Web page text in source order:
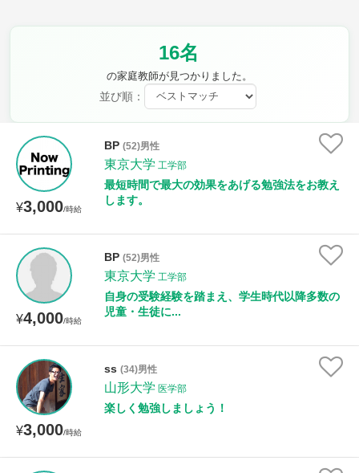
16名
の家庭教師が見つかりました。
並び順：
¥3,000/時給
BP (52)男性
東京大学 工学部
最短時間で最大の効果をあげる勉強法をお教え
します。
¥4,000/時給
BP (52)男性
東京大学 工学部
自身の受験経験を踏まえ、学生時代以降多数の
児童・生徒に...
¥3,000/時給
ss (34)男性
山形大学 医学部
楽しく勉強しましょう！
教科
理科
保健・体育 図画工作 書写
時給：¥1,000 ～ ¥10,000
授業可能日
土曜日 日曜日
所属大学
距離：15km以内
年齢：18-101歳